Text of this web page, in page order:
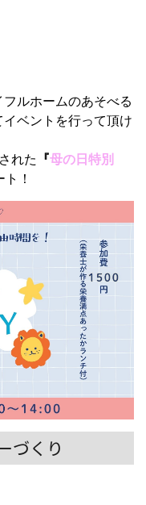
ルホームのあそべる
ベントを行って頂け
れた
『母の日特別
！
づくり